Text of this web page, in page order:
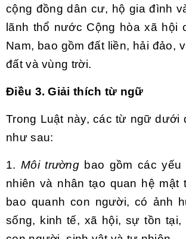
cộng đồng dân cư, hộ gia đình
lãnh thổ nước Cộng hòa xã hội
Nam, bao gồm đất liền, hải đảo,
đất và vùng trời.
Điều 3. Giải thích từ ngữ
Trong Luật này, các từ ngữ dưới
như sau:
1. Môi trường bao gồm các
nhiên và nhân tạo quan hệ mật
bao quanh con người, có ảnh
sống, kinh tế, xã hội, sự tồn tại,